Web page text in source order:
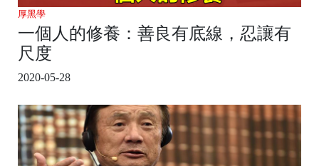
厚黑學
一個人的修養：善良有底線，忍讓有
尺度
2020-05-28